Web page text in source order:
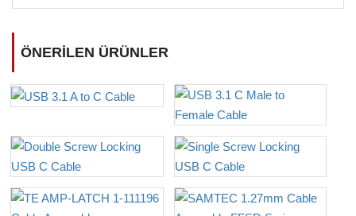
ÖNERILEN ÜRÜNLER